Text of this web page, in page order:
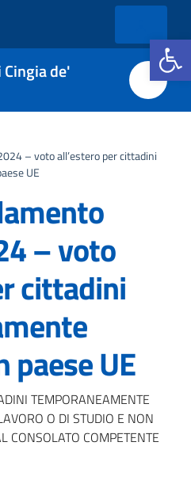
Apri la
de'
– voto all’estero per cittadini
UE
– voto
cittadini
UE
TEMPORANEAMENTE
O DI STUDIO E NON
CONSOLATO COMPETENTE